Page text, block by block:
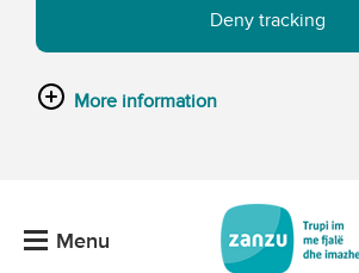
Deny tracking
More information
Menu